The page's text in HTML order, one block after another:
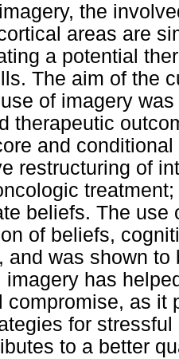
the
areas are
a potential
The aim of the
of imagery
therapeutic
and
restructuring of
beliefs. The use
of beliefs,
and was shown
imagery has
compromise, as it
for
to a better